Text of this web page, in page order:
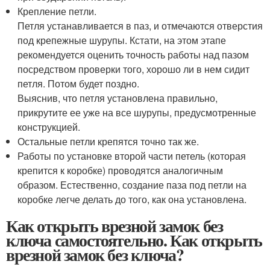
Крепление петли.
Петля устанавливается в паз, и отмечаются отверстия
под крепежные шурупы. Кстати, на этом этапе
рекомендуется оценить точность работы над пазом
посредством проверки того, хорошо ли в нем сидит
петля. Потом будет поздно.
Выяснив, что петля установлена правильно,
прикрутите ее уже на все шурупы, предусмотренные
конструкцией.
Остальные петли крепятся точно так же.
Работы по установке второй части петель (которая
крепится к коробке) проводятся аналогичным
образом. Естественно, создание паза под петли на
коробке легче делать до того, как она установлена.
Как открыть врезной замок без
ключа самостоятельно. Как открыть
врезной замок без ключа?